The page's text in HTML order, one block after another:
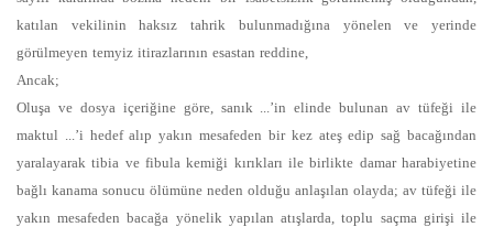
katılan vekilinin haksız tahrik bulunmadığına yönelen ve yerinde
görülmeyen temyiz itirazlarının esastan reddine,
Ancak;
Oluşa ve dosya içeriğine göre, sanık ...’in elinde bulunan av tüfeği ile
maktul ...’i hedef alıp yakın mesafeden bir kez ateş edip sağ bacağından
yaralayarak tibia ve fibula kemiği kırıkları ile birlikte damar harabiyetine
bağlı kanama sonucu ölümüne neden olduğu anlaşılan olayda; av tüfeği ile
yakın mesafeden bacağa yönelik yapılan atışlarda, toplu saçma girişi ile